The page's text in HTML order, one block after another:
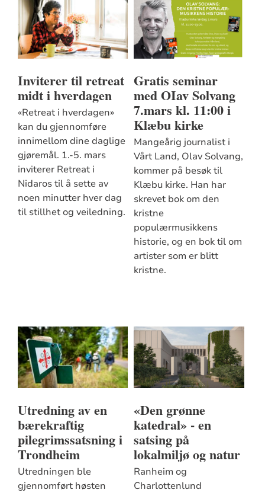
Inviterer til retreat
midt i hverdagen
«Retreat i hverdagen»
kan du gjennomføre
innimellom dine daglige
gjøremål. 1.-5. mars
inviterer Retreat i
Nidaros til å sette av
noen minutter hver dag
til stillhet og veiledning.
Gratis seminar
med OIav Solvang
7.mars kl. 11:00 i
Klæbu kirke
Mangeårig journalist i
Vårt Land, Olav Solvang,
kommer på besøk til
Klæbu kirke. Han har
skrevet bok om den
kristne
populærmusikkens
historie, og en bok til om
artister som er blitt
kristne.
Utredning av en
bærekraftig
pilegrimssatsning i
Trondheim
Utredningen ble
gjennomført høsten
«Den grønne
katedral» - en
satsing på
lokalmiljø og natur
Ranheim og
Charlottenlund